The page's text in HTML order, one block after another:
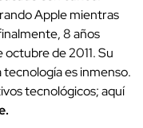
Apple mientras
8 años
octubre de 2011. Su
tecnología es inmenso.
tecnológicos; aquí